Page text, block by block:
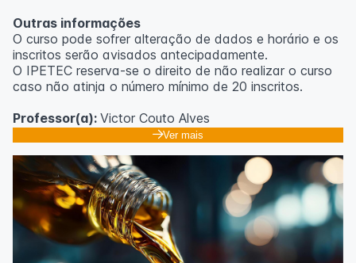
Outras informações
O curso pode sofrer alteração de dados e horário e os
inscritos serão avisados ​​antecipadamente.
O IPETEC reserva-se o direito de não realizar o curso
caso não atinja o número mínimo de 20 inscritos.
Professor(a): Victor Couto Alves
Ver mais